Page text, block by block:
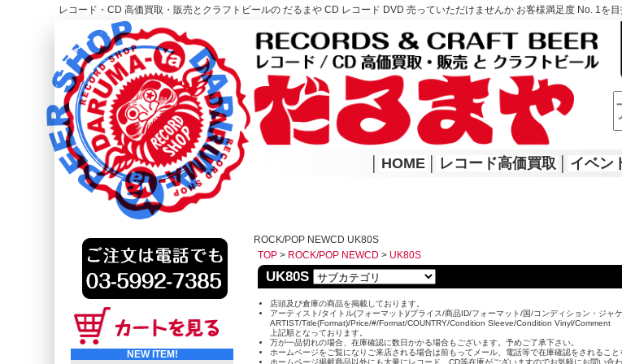
レコード・CD 高価買取・販売とクラフトビールの だるまや CD レコード DVD 売っていただけませんか お客様満足度 No. 1を目
レコード高価買取はこちら
HOME
HOME レコード高価買取 イベン
NEW ITEM!
ROCK/POP NEWCD UK80S
TOP > ROCK/POP NEWCD > UK80S
UK80S
店頭及び倉庫の商品を掲載しております。
アーティスト/タイトル(フォーマット)/プライス/商品ID/フォーマット/国/コンディション・ジャ
ARTIST/Title(Format)/Price/#/Format/COUNTRY/Condition Sleeve/Condition Vinyl/Comment
上記順となっております。
万が一品切れの場合、在庫確認に数日かかる場合もございます。予めご了承下さい。
ホームページをご覧になりご来店される場合は前もってメール、電話等で在庫確認をされること
ホームページ掲載商品以外にも大量にレコード、CD等在庫がございますのでお気軽にお問い合わ